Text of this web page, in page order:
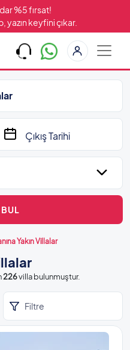
%5 fırsat!
yazın keyfini çıkar.
Yakın Villalar
226villa bulunmuştur.
Filtre